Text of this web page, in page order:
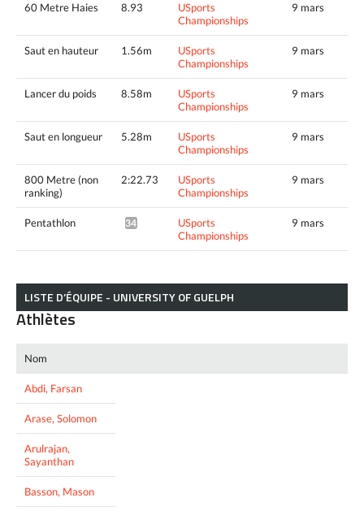
60 Metre Haies 8.93
USports
Championships
9 mars
Saut en hauteur 1.56m
USports
Championships
9 mars
Lancer du poids 8.58m
USports
Championships
9 mars
Saut en longueur 5.28m
USports
Championships
9 mars
800 Metre (non
ranking)
2:22.73
USports
Championships
9 mars
Pentathlon 3497pts^
USports
Championships
9 mars
LISTE D’ÉQUIPE - UNIVERSITY OF GUELPH
Athlètes
Nom
Abdi, Farsan
Arase, Solomon
Arulrajan,
Sayanthan
Basson, Mason